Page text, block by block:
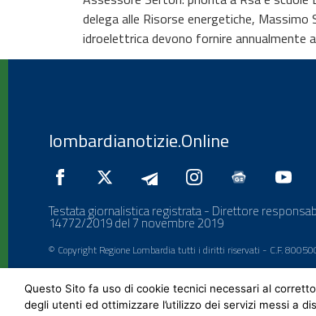
delega alle Risorse energetiche,
idroelettrica devono fornire
lombardianotizie.Online
Testata giornalistica registrata - Direttore
14772/2019 del 7 novembre 2019
© Copyright Regione Lombardia tutti i diritti riservati - C.F.
Questo Sito fa uso di cookie tecnici necessari al
degli utenti ed ottimizzare l’utilizzo dei servizi messi a